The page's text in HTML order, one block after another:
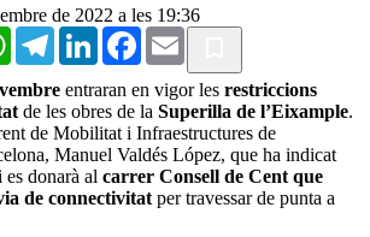
de 2022 a les 19:36
WhatsAppTelegramLinkedInFacebook
Email
entraran en vigor les restriccions
de les obres de la Superilla de l’Eixample.
de Mobilitat i Infraestructures de
Manuel Valdés López, que ha indicat
donarà al carrer Consell de Cent que
de connectivitat per travessar de punta a